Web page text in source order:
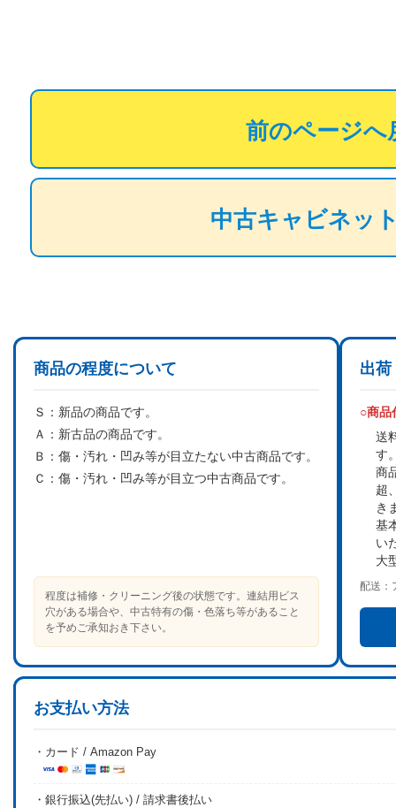
前のページへ
中古キャビネッ
商品の程度について
Ｓ： 新品の商品です。
Ａ： 新古品の商品です。
Ｂ： 傷・汚れ・凹み等が目立たない中古商品です。
Ｃ： 傷・汚れ・凹み等が目立つ中古商品です。
程度は補修・クリーニング後の状態です。連結用ビス
穴がある場合や、中古特有の傷・色落ち等があること
を予めご承知おき下さい。
出荷
○商品
送
す
商
超
き
基
い
大
配送：
お支払い方法
・カード / Amazon Pay
・銀行振込(先払い) / 請求書後払い